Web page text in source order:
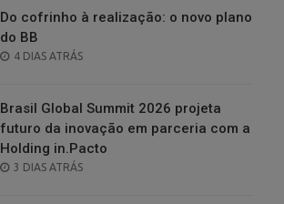
Do cofrinho à realização: o novo plano
do BB
POSTED
4 DIAS ATRÁS
Brasil Global Summit 2026 projeta
futuro da inovação em parceria com a
Holding in.Pacto
POSTED
3 DIAS ATRÁS